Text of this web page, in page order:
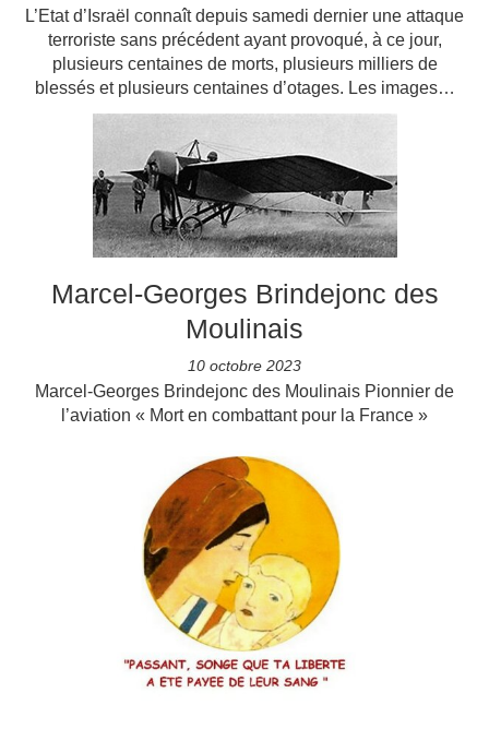
L’Etat d’Israël connaît depuis samedi dernier une attaque
terroriste sans précédent ayant provoqué, à ce jour,
plusieurs centaines de morts, plusieurs milliers de
blessés et plusieurs centaines d’otages. Les images…
Marcel-Georges Brindejonc des
Moulinais
10 octobre 2023
Marcel-Georges Brindejonc des Moulinais Pionnier de
l’aviation « Mort en combattant pour la France »